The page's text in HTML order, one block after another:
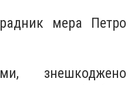
мера Петро
знешкоджено